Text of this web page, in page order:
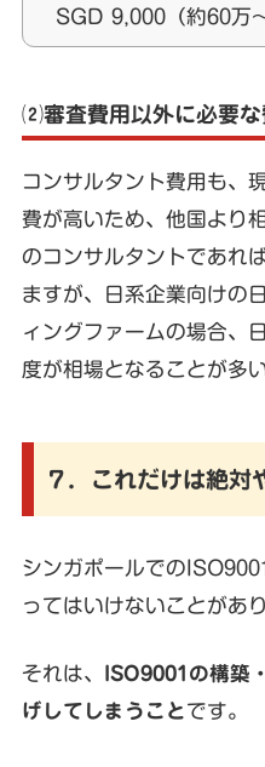
SGD 9,000（約60万
⑵審査費用以外に必要な
コンサルタント費用も、
費が高いため、他国より
のコンサルタントであれ
ますが、日系企業向けの
ィングファームの場合、
度が相場となることが多い
７．これだけは絶対
シンガポールでの
ってはいけないことがあ
それは、
ISO9001の構築
げしてしまうこと です。